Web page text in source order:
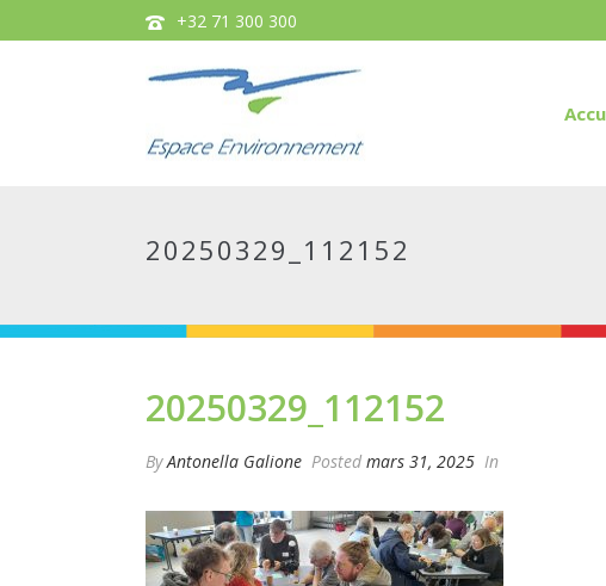
+32 71 300 300
20250329_112152
20250329_112152
ByAntonella Galione Posted mars 31, 2025 In